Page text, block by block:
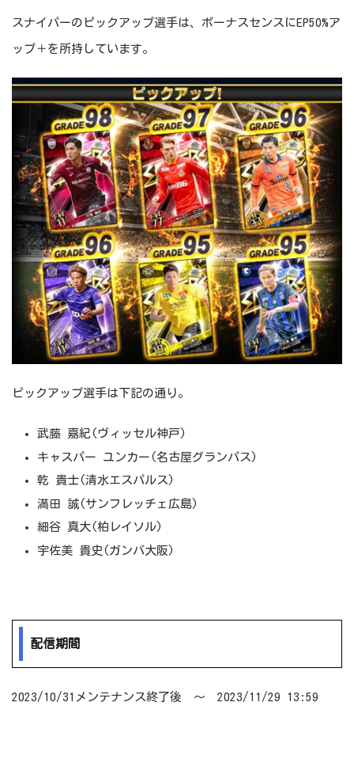
スナイパーのピックアップ選手は、ボーナスセンスにEP50%ア
ップ＋を所持しています。
ピックアップ選手は下記の通り。
武藤 嘉紀(ヴィッセル神戸)
キャスパー ユンカー(名古屋グランパス)
乾 貴士(清水エスパルス)
満田 誠(サンフレッチェ広島)
細谷 真大(柏レイソル)
宇佐美 貴史(ガンバ大阪)
配信期間
2023/10/31メンテナンス終了後 ～ 2023/11/29 13:59